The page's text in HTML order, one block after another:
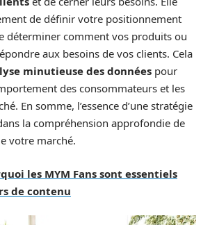
de définir votre positionnement
déterminer comment vos produits ou
aux besoins de vos clients. Cela
minutieuse des données pour
des consommateurs et les
En somme, l’essence d’une stratégie
la compréhension approfondie de
votre marché.
les MYM Fans sont essentiels
de contenu